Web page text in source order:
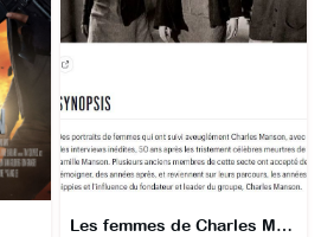
Les femmes de Charles Manson